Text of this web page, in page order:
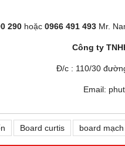
290 hoặc 0966 491 493 Mr.
Công ty
Đ/c : 110/30
Email:
Board curtis board